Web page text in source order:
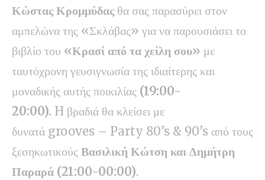
Κώστας Κρομμύδας θα σας παρασύρει στον
αμπελώνα της «Σκλάβας» για να παρουσιάσει το
βιβλίο του «Κρασί από τα χείλη σου» με
ταυτόχρονη γευσιγνωσία της ιδιαίτερης και
μοναδικής αυτής ποικιλίας (19:00-
20:00). H βραδιά θα κλείσει με
δυνατά grooves – Party 80’s & 90’s από τους
ξεσηκωτικούς Βασιλική Κώτση και Δημήτρη
Παραρά (21:00-00:00).